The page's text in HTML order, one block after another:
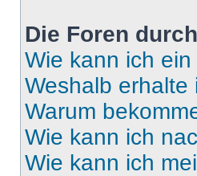
Die Foren
Wie kann ich
Weshalb
Warum
Wie kann ich
Wie kann ich